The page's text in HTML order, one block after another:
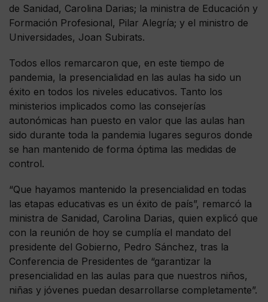
de Sanidad, Carolina Darias; la ministra de Educación y
Formación Profesional, Pilar Alegría; y el ministro de
Universidades, Joan Subirats.
Todos ellos remarcaron que, en este tiempo de
pandemia, la presencialidad en las aulas ha sido un
éxito en todos los niveles educativos. Tanto los
ministerios implicados como las consejerías
autonómicas han puesto en valor que las aulas han
sido durante toda la pandemia lugares seguros donde
se han mantenido de forma óptima las medidas de
control.
“Que hayamos mantenido la presencialidad en todas
las etapas educativas es un éxito de país”, remarcó la
ministra de Sanidad, Carolina Darias, quien explicó que
con la reunión de hoy se cumplía el mandato del
presidente del Gobierno, Pedro Sánchez, tras la
Conferencia de Presidentes de “garantizar la
presencialidad en las aulas para que nuestros niños,
niñas y jóvenes puedan desarrollarse completamente”.